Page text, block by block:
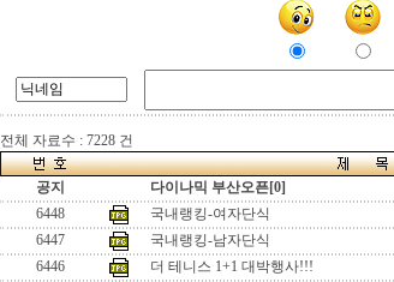
전체 자료수 : 7228 건
공지
다이나믹 부산오픈[0]
6448
국내랭킹-여자단식
6447
국내랭킹-남자단식
6446
더 테니스 1+1 대박행사!!!